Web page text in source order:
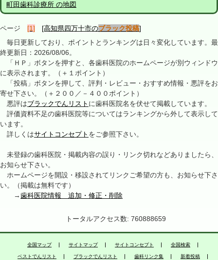
町田歯科診療所 の地図
ページ [1] [高知県四万十市のブラック投稿]
毎日更新しており、ポイントとランキングは日々変化しています。最
終更新日：2026/08/06。
「ＨＰ」ボタンを押すと、各歯科医院のホームページが別ウィンドウ
に表示されます。（＋１ポイント）
「投稿」ボタンを押して、評判・レビュー・おすすめ情報・悪評をお
寄せ下さい。（＋２００／－４００ポイント）
悪評はブラックでんリスト に歯科医院名を伏せて掲載しています。
評価資料不足の歯科医院等についてはランキングから外して表示して
います。
詳しくはサイトコンセプト をご参照下さい。
未登録の歯科医院・掲載内容の誤り・リンク切れなどありましたら、
お知らせ下さい。
ホームページを開設・移設されてリンクご希望の方も、お知らせ下さ
い。（掲載は無料です）
→歯科医院情報 追加・修正・削除
トータルアクセス数: 760888659
全国マップ サイトマップ サイトコンセプト 全国検索
ベストでんリスト ブラックでんリスト 歯科リンク集 新着投稿